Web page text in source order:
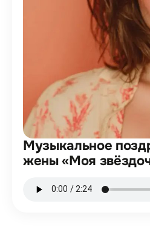
Музыкальное
жены «Моя